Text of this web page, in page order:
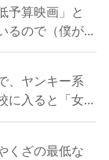
予算映画」と
るので（僕が...
、ヤンキー系
に入ると「女...
くざの最低な